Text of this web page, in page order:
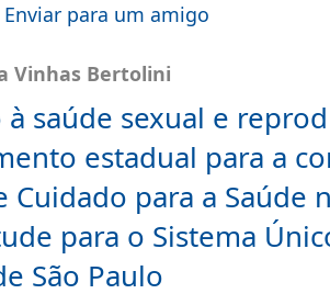
Enviar para um amigo
Vinhas Bertolini
à saúde sexual e
estadual para a
Cuidado para a Saúde
para o Sistema
São Paulo